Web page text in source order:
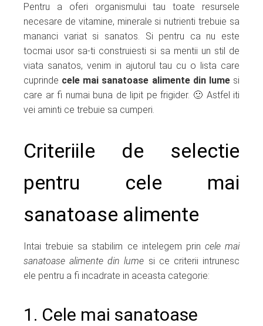
Pentru a oferi organismului tau toate resursele
necesare de vitamine, minerale si nutrienti trebuie sa
mananci variat si sanatos. Si pentru ca nu este
tocmai usor sa-ti construiesti si sa mentii un stil de
viata sanatos, venim in ajutorul tau cu o lista care
cuprinde cele mai sanatoase alimente din lumesi
care ar fi numai buna de lipit pe frigider. 🙂 Astfel iti
vei aminti ce trebuie sa cumperi.
Criteriile de selectie
pentru cele mai
sanatoase alimente
Intai trebuie sa stabilim ce intelegem prin cele mai
sanatoase alimente din lume si ce criterii intrunesc
ele pentru a fi incadrate in aceasta categorie:
1. Cele mai sanatoase